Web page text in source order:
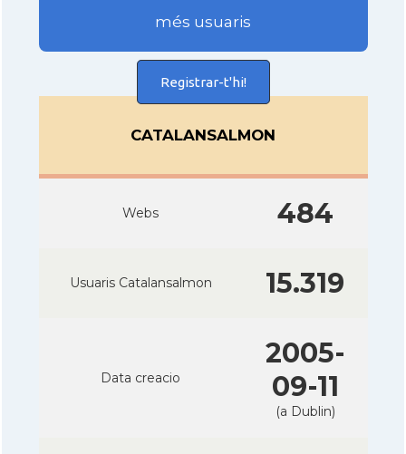
més usuaris
Registrar-t'hi!
CATALANSALMON
Webs 484
Usuaris Catalansalmon 15.319
Data creacio
2005-
09-11
(a Dublin)